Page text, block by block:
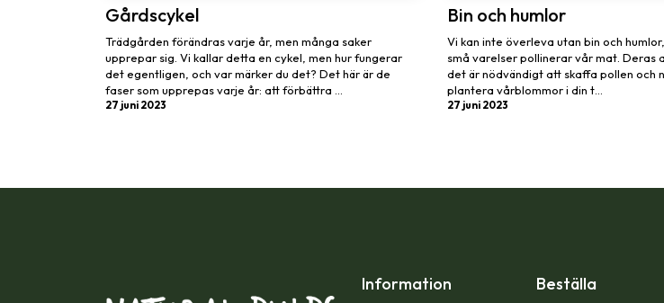
Gårdscykel
Trädgården förändras varje år, men många saker
upprepar sig. Vi kallar detta en cykel, men hur fungerar
det egentligen, och var märker du det? Det här är de
faser som upprepas varje år: att förbättra ...
27 juni 2023
Bin och humlor
Vi kan inte överleva utan bin och
små varelser pollinerar vår mat. Deras
det är nödvändigt att skaffa pollen och
plantera vårblommor i din t...
27 juni 2023
Information Beställa